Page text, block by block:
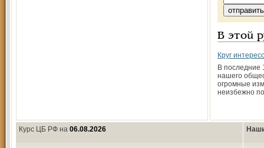
В этой
Круг
В последние
нашего
огромные
неизбежно
Курс ЦБ РФ на 06.08.2026